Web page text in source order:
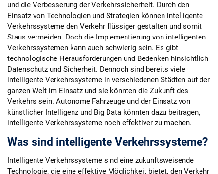
e.
o
und die Verbesserung der Verkehrssicherheit. Durch den
Einsatz von Technologien und Strategien können intelligente
Verkehrssysteme den Verkehr flüssiger gestalten und somit
Staus vermeiden. Doch die Implementierung von intelligenten
Verkehrssystemen kann auch schwierig sein. Es gibt
technologische Herausforderungen und Bedenken hinsichtlich
Datenschutz und Sicherheit. Dennoch sind bereits viele
intelligente Verkehrssysteme in verschiedenen Städten auf der
ganzen Welt im Einsatz und sie könnten die Zukunft des
Verkehrs sein. Autonome Fahrzeuge und der Einsatz von
künstlicher Intelligenz und Big Data könnten dazu beitragen,
intelligente Verkehrssysteme noch effektiver zu machen.
Was sind intelligente Verkehrssysteme?
Intelligente Verkehrssysteme sind eine zukunftsweisende
Technologie, die eine effektive Möglichkeit bietet, den Verkehr